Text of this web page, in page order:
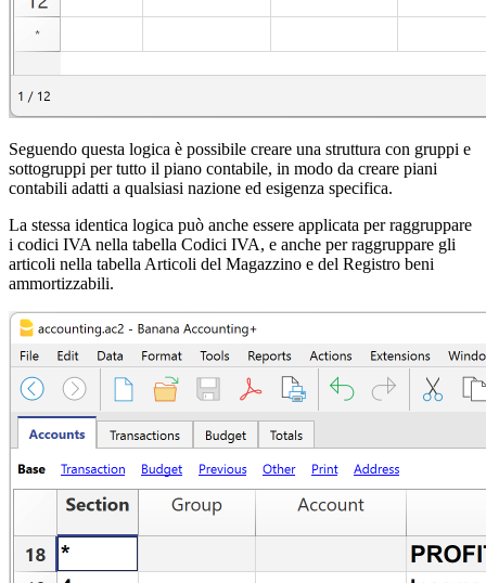
Seguendo questa logica è possibile creare una struttura con gruppi e
sottogruppi per tutto il piano contabile, in modo da creare piani
contabili adatti a qualsiasi nazione ed esigenza specifica.
La stessa identica logica può anche essere applicata per raggruppare
i codici IVA nella tabella Codici IVA, e anche per raggruppare gli
articoli nella tabella Articoli del Magazzino e del Registro beni
ammortizzabili.